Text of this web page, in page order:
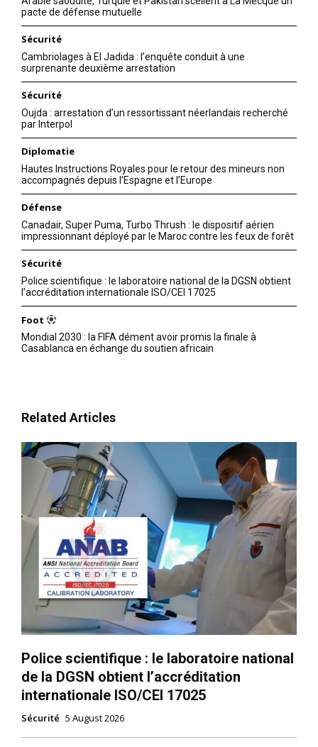
pacte de défense mutuelle
Sécurité
Cambriolages à El Jadida : l’enquête conduit à une
surprenante deuxième arrestation
Sécurité
Oujda : arrestation d’un ressortissant néerlandais recherché
par Interpol
Diplomatie
Hautes Instructions Royales pour le retour des mineurs non
accompagnés depuis l’Espagne et l’Europe
Défense
Canadair, Super Puma, Turbo Thrush : le dispositif aérien
impressionnant déployé par le Maroc contre les feux de forêt
Sécurité
Police scientifique : le laboratoire national de la DGSN obtient
l’accréditation internationale ISO/CEI 17025
Foot
Mondial 2030 : la FIFA dément avoir promis la finale à
Casablanca en échange du soutien africain
Related Articles
Police scientifique : le laboratoire national
de la DGSN obtient l’accréditation
internationale ISO/CEI 17025
Sécurité 5 August 2026